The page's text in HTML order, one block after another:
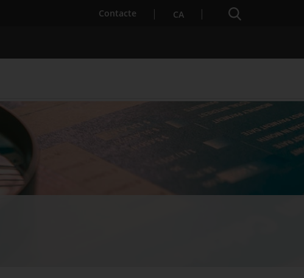
Contacte . Obre en una nova finestra.
CA Cercador
Últimes notícies